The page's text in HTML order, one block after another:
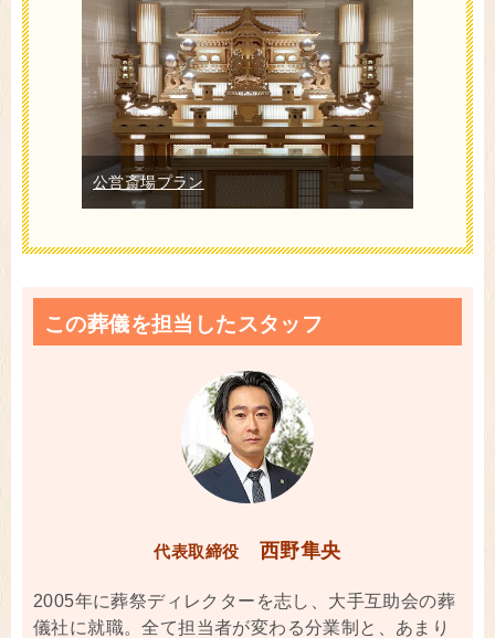
公営斎場プラン
この葬儀を担当したスタッフ
代表取締役 西野隼央
2005年に葬祭ディレクターを志し、大手互助会の葬
儀社に就職。全て担当者が変わる分業制と、あまり